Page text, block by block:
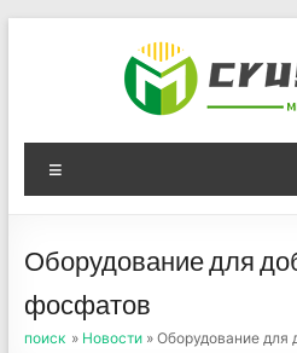
Оборудование для
фосфатов
поиск » Новости» Оборудование для